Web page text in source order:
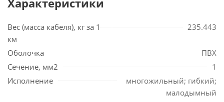
Характеристики
Вес (масса кабеля), кг за 1
км
235.443
Оболочка
ПВХ
Сечение, мм2
1
Исполнение
многожильный; гибкий;
малодымный